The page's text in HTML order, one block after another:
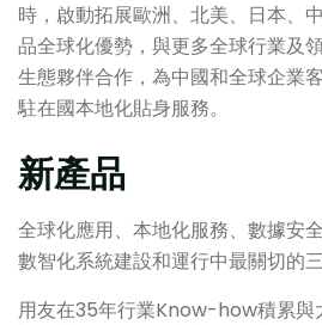
時，啟動拓展歐洲、北美、日本、
品全球化優勢，與更多全球行業及
生態夥伴合作，為中國和全球企業
駐在國本地化貼身服務。
新產品
全球化應用、本地化服務、數據安
數智化系統建設和運行中最關切的三
用友在35年行業Know-how積累與